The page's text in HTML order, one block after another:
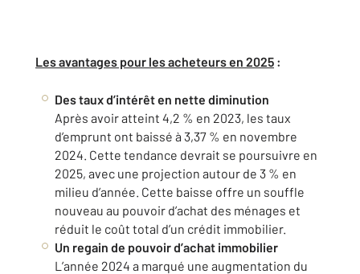
Les avantages pour les acheteurs en 2025 :
Des taux d’intérêt en nette diminution
Après avoir atteint 4,2 % en 2023, les taux
d’emprunt ont baissé à 3,37 % en novembre
2024. Cette tendance devrait se poursuivre en
2025, avec une projection autour de 3 % en
milieu d’année. Cette baisse offre un souffle
nouveau au pouvoir d’achat des ménages et
réduit le coût total d’un crédit immobilier.
Un regain de pouvoir d’achat immobilier
L’année 2024 a marqué une augmentation du